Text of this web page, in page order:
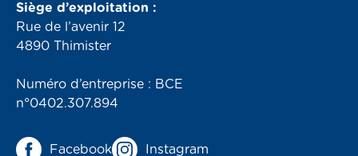
Siège d’exploitation :
Rue de l’avenir 12
4890 Thimister
Numéro d’entreprise : BCE
n°0402.307.894
Facebook Instagram